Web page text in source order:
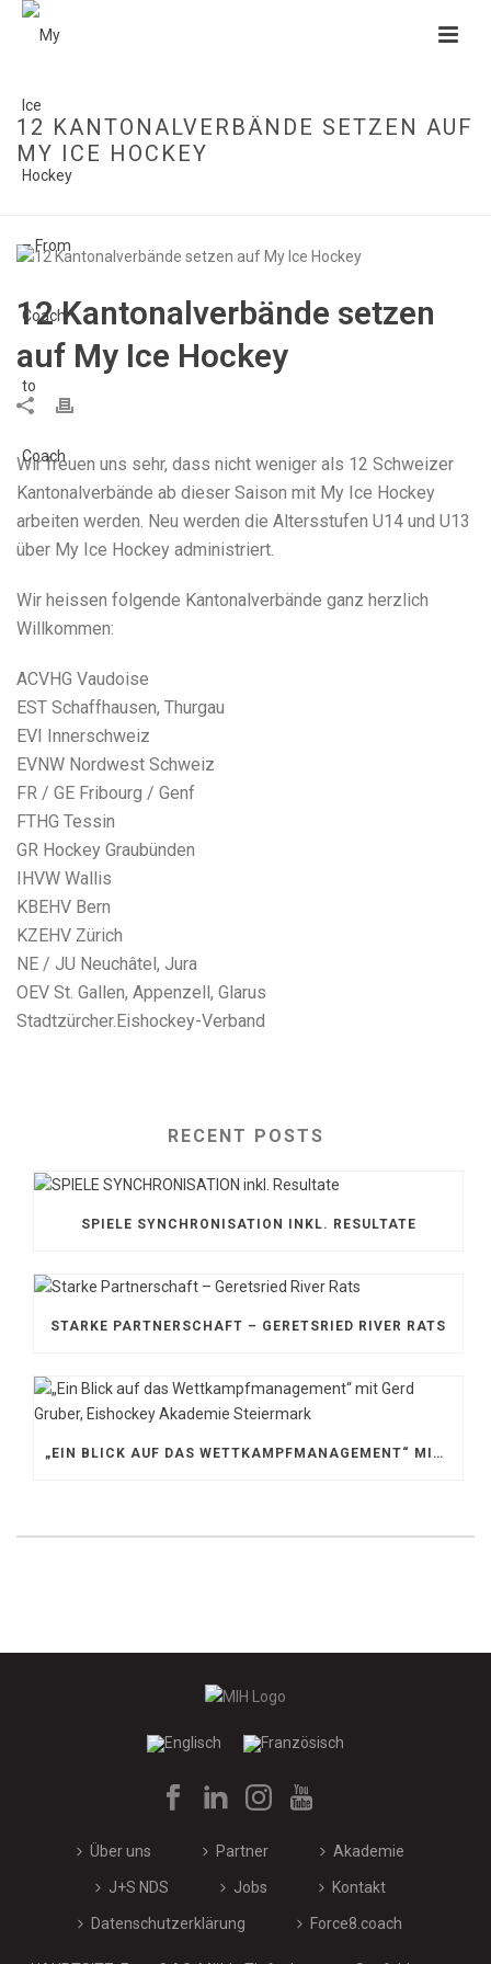
12 KANTONALVERBÄNDE SETZEN AUF
MY ICE HOCKEY
12 Kantonalverbände setzen
auf My Ice Hockey
Wir freuen uns sehr, dass nicht weniger als 12 Schweizer
Kantonalverbände ab dieser Saison mit My Ice Hockey
arbeiten werden. Neu werden die Altersstufen U14 und U13
über My Ice Hockey administriert.
Wir heissen folgende Kantonalverbände ganz herzlich
Willkommen:
ACVHG Vaudoise
EST Schaffhausen, Thurgau
EVI Innerschweiz
EVNW Nordwest Schweiz
FR / GE Fribourg / Genf
FTHG Tessin
GR Hockey Graubünden
IHVW Wallis
KBEHV Bern
KZEHV Zürich
NE / JU Neuchâtel, Jura
OEV St. Gallen, Appenzell, Glarus
Stadtzürcher.Eishockey-Verband
RECENT POSTS
SPIELE SYNCHRONISATION INKL. RESULTATE
STARKE PARTNERSCHAFT – GERETSRIED RIVER RATS
„EIN BLICK AUF DAS WETTKAMPFMANAGEMENT“ MIT GERD GRUBER, EISHOCKEY AKADEMIE STEIERMARK
Über uns Partner Akademie
J+S NDS Jobs Kontakt
Datenschutzerklärung Force8.coach